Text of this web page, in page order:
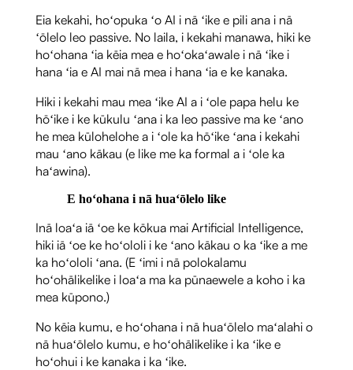
Eia kekahi, hoʻopuka ʻo AI i nā ʻike e pili ana i nā
ʻōlelo leo passive. No laila, i kekahi manawa, hiki ke
hoʻohana ʻia kēia mea e hoʻokaʻawale i nā ʻike i
hana ʻia e AI mai nā mea i hana ʻia e ke kanaka.
Hiki i kekahi mau mea ʻike AI a i ʻole papa helu ke
hōʻike i ke kūkulu ʻana i ka leo passive ma ke ʻano
he mea kūlohelohe a i ʻole ka hōʻike ʻana i kekahi
mau ʻano kākau (e like me ka formal a i ʻole ka
haʻawina).
E hoʻohana i nā huaʻōlelo like
Inā loaʻa iā ʻoe ke kōkua mai Artificial Intelligence,
hiki iā ʻoe ke hoʻololi i ke ʻano kākau o ka ʻike a me
ka hoʻololi ʻana. (E ʻimi i nā polokalamu
hoʻohālikelike i loaʻa ma ka pūnaewele a koho i ka
mea kūpono.)
No kēia kumu, e hoʻohana i nā huaʻōlelo maʻalahi o
nā huaʻōlelo kumu, e hoʻohālikelike i ka ʻike e
hoʻohui i ke kanaka i ka ʻike.